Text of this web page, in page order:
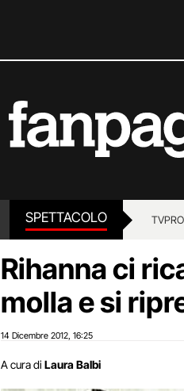
SPETTACOLO TV
Rihanna ci
molla e si
14 Dicembre 2012 16:25
A cura di Laura Balbi